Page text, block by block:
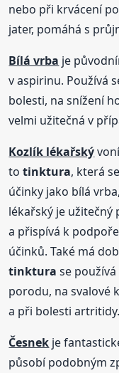
nebo při krvácení
jater, pomáhá s
Bílá vrba je
v aspirinu. Používá
bolesti, na snížení
velmi užitečná v
Kozlík lékařský
totinktura, která
účinky jako bílá
lékařský je užitečný
a přispívá k
účinků. Také má
tinktura se
porodu, na svalové
a při bolesti artritidy.
Česnek je
působí podobným